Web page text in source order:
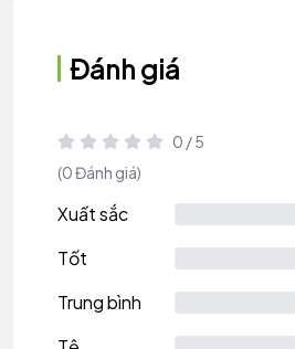
Đánh giá
0 / 5
(0 Đánh giá)
Xuất sắc
Tốt
Trung bình